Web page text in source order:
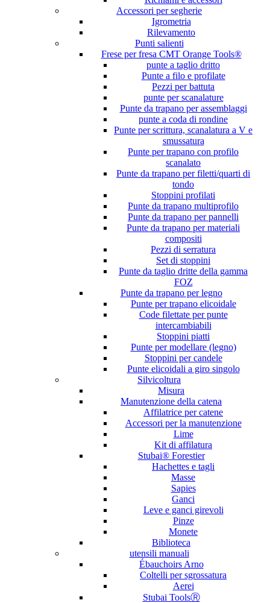
Accessori per segherie
Igrometria
Rilevamento
Punti salienti
Frese per fresa CMT Orange Tools®
punte a taglio dritto
Punte a filo e profilate
Pezzi per battuta
punte per scanalature
Punte da trapano per assemblaggi
punte a coda di rondine
Punte per scrittura, scanalatura a V e
smussatura
Punte per trapano con profilo
scanalato
Punte da trapano per filetti/quarti di
tondo
Stoppini profilati
Punte da trapano multiprofilo
Punte da trapano per pannelli
Punte da trapano per materiali
compositi
Pezzi di serratura
Set di stoppini
Punte da taglio dritte della gamma
FOZ
Punte da trapano per legno
Punte per trapano elicoidale
Code filettate per punte
intercambiabili
Stoppini piatti
Punte per modellare (legno)
Stoppini per candele
Punte elicoidali a giro singolo
Silvicoltura
Misura
Manutenzione della catena
Affilatrice per catene
Accessori per la manutenzione
Lime
Kit di affilatura
Stubai® Forestier
Hachettes e tagli
Masse
Sapies
Ganci
Leve e ganci girevoli
Pinze
Monete
Biblioteca
utensili manuali
Ébauchoirs Arno
Coltelli per sgrossatura
Aerei
Stubai ToolsⓇ